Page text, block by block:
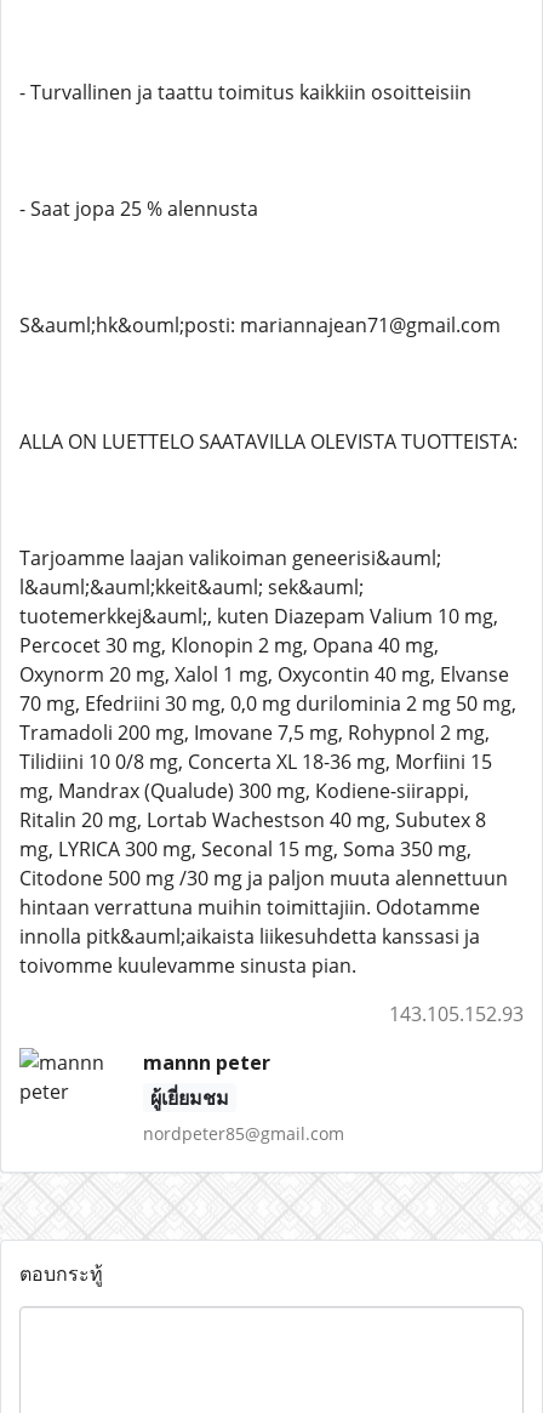
- Turvallinen ja taattu toimitus kaikkiin osoitteisiin
- Saat jopa 25 % alennusta
S&auml;hk&ouml;posti: mariannajean71@gmail.com
ALLA ON LUETTELO SAATAVILLA OLEVISTA TUOTTEISTA:
Tarjoamme laajan valikoiman geneerisi&auml;
l&auml;&auml;kkeit&auml; sek&auml;
tuotemerkkej&auml;, kuten Diazepam Valium 10 mg,
Percocet 30 mg, Klonopin 2 mg, Opana 40 mg,
Oxynorm 20 mg, Xalol 1 mg, Oxycontin 40 mg, Elvanse
70 mg, Efedriini 30 mg, 0,0 mg durilominia 2 mg 50 mg,
Tramadoli 200 mg, Imovane 7,5 mg, Rohypnol 2 mg,
Tilidiini 10 0/8 mg, Concerta XL 18-36 mg, Morfiini 15
mg, Mandrax (Qualude) 300 mg, Kodiene-siirappi,
Ritalin 20 mg, Lortab Wachestson 40 mg, Subutex 8
mg, LYRICA 300 mg, Seconal 15 mg, Soma 350 mg,
Citodone 500 mg /30 mg ja paljon muuta alennettuun
hintaan verrattuna muihin toimittajiin. Odotamme
innolla pitk&auml;aikaista liikesuhdetta kanssasi ja
toivomme kuulevamme sinusta pian.
143.105.152.93
mannn peter
ผู้เยี่ยมชม
nordpeter85@gmail.com
ตอบกระทู้